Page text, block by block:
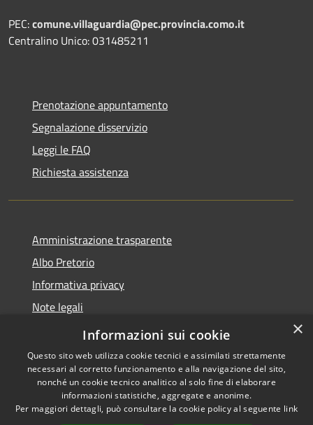
PEC:comune.villaguardia@pec.provincia.como.it
Centralino Unico: 031485211
Prenotazione appuntamento
Segnalazione disservizio
Leggi le FAQ
Richiesta assistenza
Amministrazione trasparente
Albo Pretorio
Informativa privacy
Note legali
Dichiarazione di accessibilità
Accessibilità
Copyright © 2026 • Comune di
Villa Guardia • Powered by
×
Informazioni sui cookie
Questo sito web utilizza cookie tecnici e assimilati strettamente
necessari al corretto funzionamento e alla navigazione del sito,
nonché un cookie tecnico analitico al solo fine di elaborare
informazioni statistiche, aggregate e anonime.
Per maggiori dettagli, può consultare la cookie policy al seguente link